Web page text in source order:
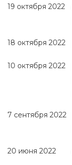
19 октября 2022
18 октября 2022
10 октября 2022
7 сентября 2022
20 июня 2022